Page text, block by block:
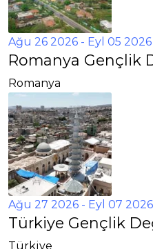
Ağu 26 2026 - Eyl 05 2026
Romanya Gençlik
Romanya
Ağu 27 2026 - Eyl 07 2026
Türkiye Gençlik
Türkiye